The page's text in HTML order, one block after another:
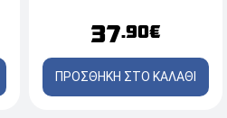
37.90€
ΠΡΟΣΘΗΚΗ ΣΤΟ ΚΑΛΑΘΙ